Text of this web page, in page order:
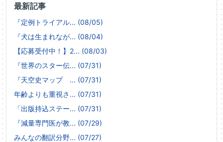
最新記事
『定例トライアル... (08/05)
『犬は生まれなが... (08/04)
【応募受付中！】2... (08/03)
『世界のスター伝... (07/31)
『天空史マップ ... (07/31)
年齢よりも重視さ... (07/31)
「出版持込ステー... (07/31)
『減量専門医が教... (07/29)
みんなの翻訳分野... (07/27)